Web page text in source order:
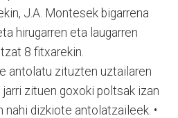
J.A. Montesek bigarrena
hirugarren eta laugarren
8 fitxarekin.
antolatu zituzten uztailaren
zituen goxoki poltsak izan
nahi dizkiote antolatzaileek. •